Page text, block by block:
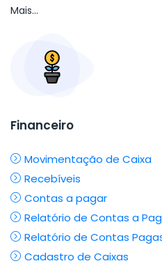
Mais...
Financeiro
Movimentação de Caixa
Recebíveis
Contas a pagar
Relatório de Contas a
Relatório de Contas
Cadastro de Caixas